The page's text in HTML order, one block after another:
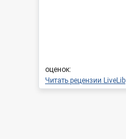
оценок:
Читать рецензии LiveLib